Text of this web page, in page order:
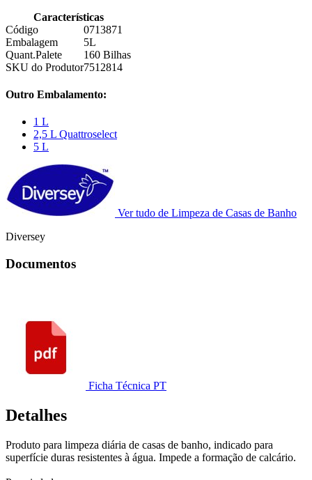
Características
Código
0713871
Embalagem
5L
Quant.Palete
160 Bilhas
SKU do Produtor7512814
Outro Embalamento:
1 L
2,5 L Quattroselect
5 L
Ver tudo de Limpeza de Casas de Banho
Diversey
Documentos
Ficha Técnica PT
Detalhes
Produto para limpeza diária de casas de banho, indicado para
superfície duras resistentes à água. Impede a formação de calcário.